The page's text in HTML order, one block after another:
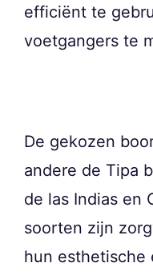
efficiënt te
voetgangers te
De gekozen
andere de Tipa
de las Indias en
soorten zijn
hun esthetische